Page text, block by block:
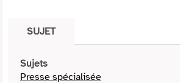
SUJET
Sujets
Presse spécialisée